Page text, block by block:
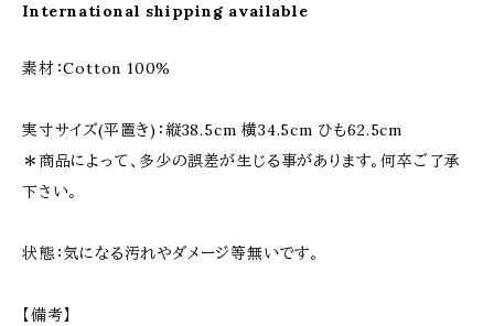
International shipping available
素材：Cotton 100%
実寸サイズ(平置き)：縦38.5cm 横34.5cm ひも62.5cm
＊商品によって、多少の誤差が生じる事があります。何卒ご了承
下さい。
状態：気になる汚れやダメージ等無いです。
【備考】